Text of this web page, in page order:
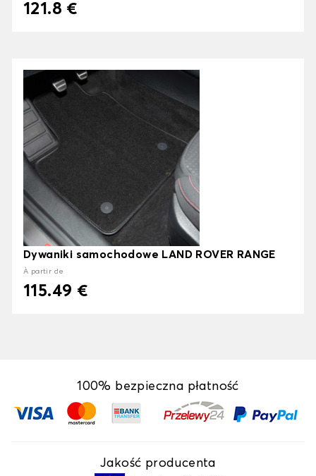
121.8 €
Dywaniki samochodowe LAND ROVER RANGE
À partir de
115.49 €
100% bezpieczna płatność
Jakość producenta